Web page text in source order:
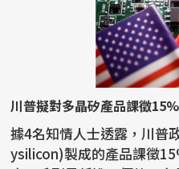
川普擬對多晶矽產品課徵
據4名知情人士透露，川普
ysilicon)製成的產品課徵